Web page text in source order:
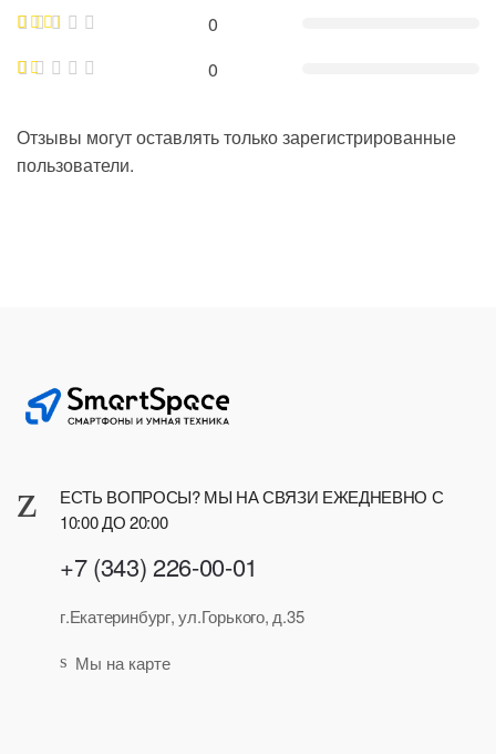
0
0
Отзывы могут оставлять только зарегистрированные
пользователи.
ЕСТЬ ВОПРОСЫ? МЫ НА СВЯЗИ ЕЖЕДНЕВНО С
10:00 ДО 20:00
+7 (343) 226-00-01
г.Екатеринбург, ул.Горького, д.35
Мы на карте